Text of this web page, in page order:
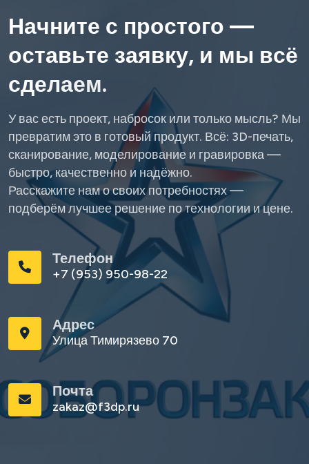
Начните с простого —
оставьте заявку, и мы всё
сделаем.
У вас есть проект, набросок или только мысль? Мы
превратим это в готовый продукт. Всё: 3D-печать,
сканирование, моделирование и гравировка —
быстро, качественно и надёжно.
Расскажите нам о своих потребностях —
подберём лучшее решение по технологии и цене.
Телефон
+7 (953) 950-98-22
Адрес
Улица Тимирязево 70
Почта
zakaz@f3dp.ru